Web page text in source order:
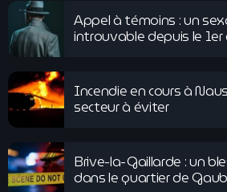
Appel à témoins : un
introuvable depuis le
Incendie en cours à
secteur à éviter
Brive-la-Gaillarde : un
dans le quartier de